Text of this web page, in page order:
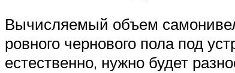
Вычисляемый объем
ровного чернового пола под
естественно, нужно будет